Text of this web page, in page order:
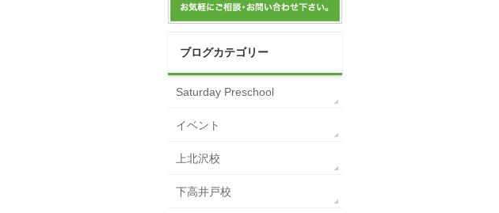
ブログカテゴリー
Saturday Preschool
イベント
上北沢校
下高井戸校